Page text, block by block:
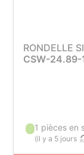
RONDELLE
CSW-
1 pièces en
(il y a 5 jours